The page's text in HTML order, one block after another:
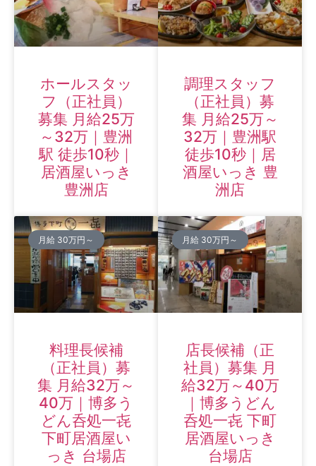
ホールスタッ
フ（正社員）
募集 月給25万
～32万｜豊洲
駅 徒歩10秒｜
居酒屋いっき
豊洲店
調理スタッフ
（正社員）募
集 月給25万～
32万｜豊洲駅
徒歩10秒｜居
酒屋いっき 豊
洲店
月給 30万円～
料理長候補
（正社員）募
集 月給32万～
40万｜博多う
どん呑処一㐂
下町居酒屋い
っき 台場店
月給 30万円～
店長候補（正
社員）募集 月
給32万～40万
｜博多うどん
呑処一㐂 下町
居酒屋いっき
台場店